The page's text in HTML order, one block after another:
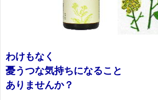
わけもなく
憂うつな気持ちになること
ありませんか？